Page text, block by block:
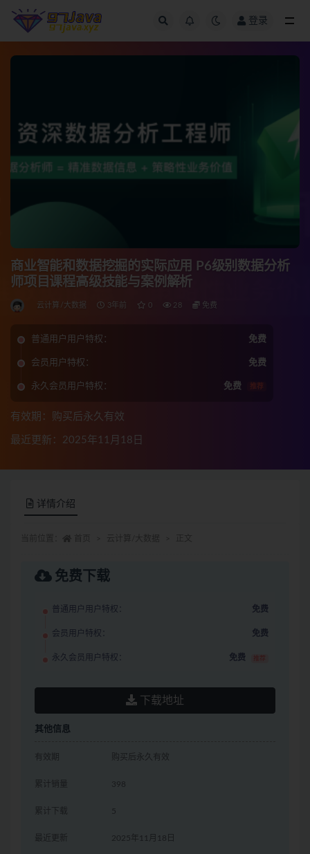
登录
商业智能和数据挖掘的实际应用 P6级别数据分析
师项目课程高级技能与案例解析
云计算/大数据 3年前 0 28 免费
普通用户用户特权： 免费
会员用户特权： 免费
永久会员用户特权： 免费 推荐
有效期：购买后永久有效
最近更新：2025年11月18日
详情介绍
免费下载
普通用户用户特权： 免费
会员用户特权： 免费
永久会员用户特权： 免费 推荐
下载地址
其他信息
有效期 购买后永久有效
累计销量 398
累计下载 5
最近更新 2025年11月18日